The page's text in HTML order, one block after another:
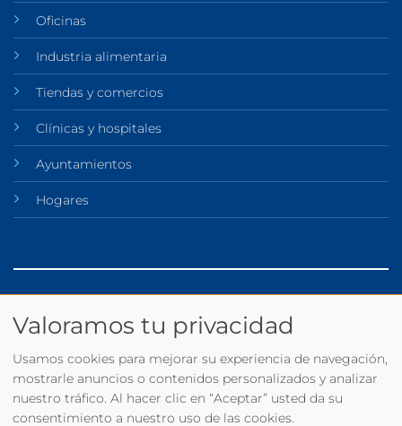
Oficinas
Industria alimentaria
Tiendas y comercios
Clínicas y hospitales
Ayuntamientos
Hogares
2026 Ambilur
Aviso legal y política de privacidad
Valoramos tu privacidad
Usamos cookies para mejorar su experiencia de navegación,
mostrarle anuncios o contenidos personalizados y analizar
nuestro tráfico. Al hacer clic en “Aceptar” usted da su
consentimiento a nuestro uso de las cookies.